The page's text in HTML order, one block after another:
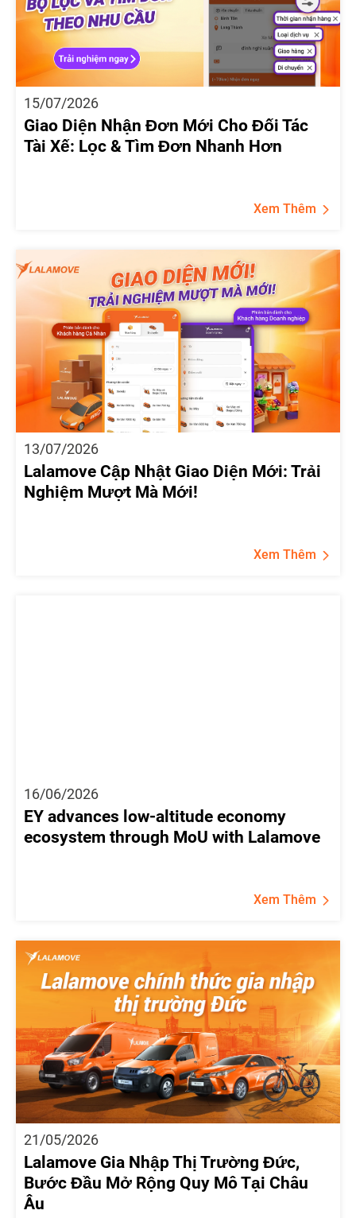
15/07/2026
Giao Diện Nhận Đơn Mới Cho Đối Tác
Tài Xế: Lọc & Tìm Đơn Nhanh Hơn
Xem Thêm
13/07/2026
Lalamove Cập Nhật Giao Diện Mới: Trải
Nghiệm Mượt Mà Mới!
Xem Thêm
16/06/2026
EY advances low-altitude economy
ecosystem through MoU with Lalamove
Xem Thêm
21/05/2026
Lalamove Gia Nhập Thị Trường Đức,
Bước Đầu Mở Rộng Quy Mô Tại Châu
Âu